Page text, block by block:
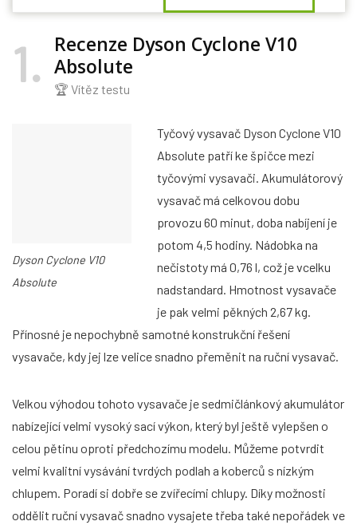
1
Recenze Dyson Cyclone V10
Absolute
🏆 Vítěz testu
Dyson Cyclone V10
Absolute
Tyčový vysavač Dyson Cyclone V10
Absolute patří ke špičce mezi
tyčovými vysavači. Akumulátorový
vysavač má celkovou dobu
provozu 60 minut, doba nabíjení je
potom 4,5 hodiny. Nádobka na
nečistoty má 0,76 l, což je vcelku
nadstandard. Hmotnost vysavače
je pak velmi pěkných 2,67 kg.
Přínosné je nepochybně samotné konstrukční řešení
vysavače, kdy jej lze velice snadno přeměnit na ruční vysavač.
Velkou výhodou tohoto vysavače je sedmičlánkový akumulátor
nabízející velmi vysoký sací výkon, který byl ještě vylepšen o
celou pětinu oproti předchozímu modelu. Můžeme potvrdit
velmi kvalitní vysávání tvrdých podlah a koberců s nízkým
chlupem. Poradí si dobře se zvířecími chlupy. Díky možnosti
oddělit ruční vysavač snadno vysajete třeba také nepořádek ve